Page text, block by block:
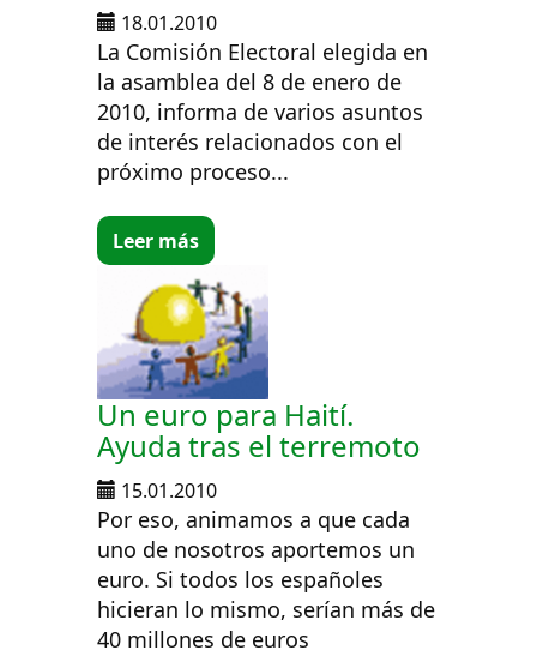
18.01.2010
La Comisión Electoral elegida en
la asamblea del 8 de enero de
2010, informa de varios asuntos
de interés relacionados con el
próximo proceso...
Leer más
Un euro para Haití.
Ayuda tras el terremoto
15.01.2010
Por eso, animamos a que cada
uno de nosotros aportemos un
euro. Si todos los españoles
hicieran lo mismo, serían más de
40 millones de euros